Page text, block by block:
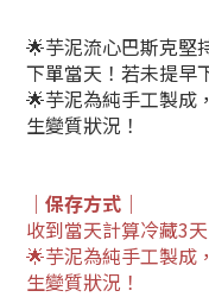
🌟芋泥流心巴斯克堅
下單當天！ 若未提早
🌟芋泥為純手工製成
生變質狀況！
｜保存方式｜
收到當天計算冷藏3天
🌟芋泥為純手工製成
生變質狀況！